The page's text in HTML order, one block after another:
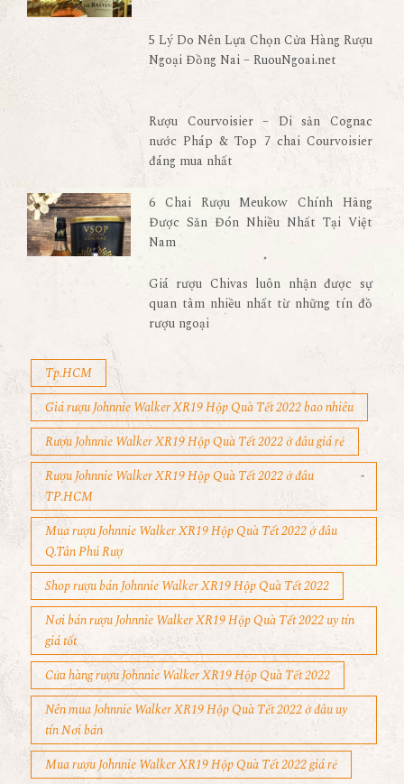
5 Lý Do Nên Lựa Chọn Cửa Hàng Rượu
Ngoại Đồng Nai – RuouNgoai.net
Rượu Courvoisier – Di sản Cognac
nước Pháp & Top 7 chai Courvoisier
đáng mua nhất
6 Chai Rượu Meukow Chính Hãng
Được Săn Đón Nhiều Nhất Tại Việt
Nam
Giá rượu Chivas luôn nhận được sự
quan tâm nhiều nhất từ những tín đồ
rượu ngoại
Tp.HCM
Giá rượu Johnnie Walker XR19 Hộp Quà Tết 2022 bao nhiêu
Rượu Johnnie Walker XR19 Hộp Quà Tết 2022 ở đâu giá rẻ
Rượu Johnnie Walker XR19 Hộp Quà Tết 2022 ở đâu
TP.HCM
Mua rượu Johnnie Walker XR19 Hộp Quà Tết 2022 ở đâu
Q.Tân Phú Rượ
Shop rượu bán Johnnie Walker XR19 Hộp Quà Tết 2022
Nơi bán rượu Johnnie Walker XR19 Hộp Quà Tết 2022 uy tín
giá tốt
Cửa hàng rượu Johnnie Walker XR19 Hộp Quà Tết 2022
Nên mua Johnnie Walker XR19 Hộp Quà Tết 2022 ở đâu uy
tín Nơi bán
Mua rượu Johnnie Walker XR19 Hộp Quà Tết 2022 giá rẻ